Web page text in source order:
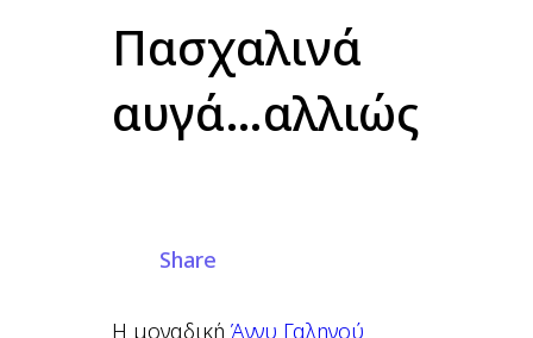
Πασχαλινά
αυγά…αλλιώς
Share
Η μοναδικήΆννυ Γαληνού